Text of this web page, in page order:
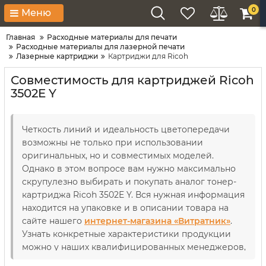
Меню 0
Главная
Расходные материалы для печати
Расходные материалы для лазерной печати
Лазерные картриджи
Картриджи для Ricoh
Совместимость для картриджей Ricoh
3502E Y
Четкость линий и идеальность цветопередачи
возможны не только при использовании
оригинальных, но и совместимых моделей.
Однако в этом вопросе вам нужно максимально
скрупулезно выбирать и покупать аналог тонер-
картриджа Ricoh 3502E Y. Вся нужная информация
находится на упаковке и в описании товара на
сайте нашего интернет-магазина «Витратник».
Узнать конкретные характеристики продукции
можно у наших квалифицированных менеджеров,